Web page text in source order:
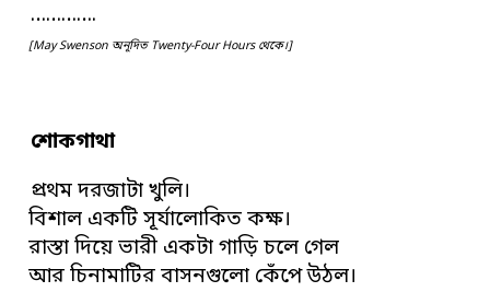
………….
[May Swenson অনূদিত Twenty-Four Hours থেকে।]
শোকগাথা
প্রথম দরজাটা খুলি।
বিশাল একটি সূর্যালোকিত কক্ষ।
রাস্তা দিয়ে ভারী একটা গাড়ি চলে গেল
আর চিনামাটির বাসনগুলো কেঁপে উঠল।